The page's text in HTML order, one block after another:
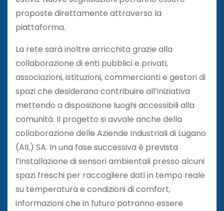
proposte direttamente attraverso la
piattaforma.
La rete sarà inoltre arricchita grazie alla
collaborazione di enti pubblici e privati,
associazioni, istituzioni, commercianti e gestori di
spazi che desiderano contribuire all’iniziativa
mettendo a disposizione luoghi accessibili alla
comunità. Il progetto si avvale anche della
collaborazione delle Aziende Industriali di Lugano
(AIL) SA. In una fase successiva è prevista
l’installazione di sensori ambientali presso alcuni
spazi freschi per raccogliere dati in tempo reale
su temperatura e condizioni di comfort,
informazioni che in futuro potranno essere